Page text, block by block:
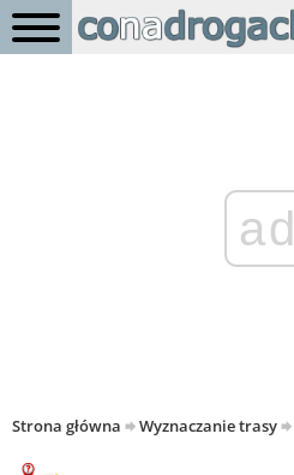
ad
Strona główna Wyznaczanie trasy